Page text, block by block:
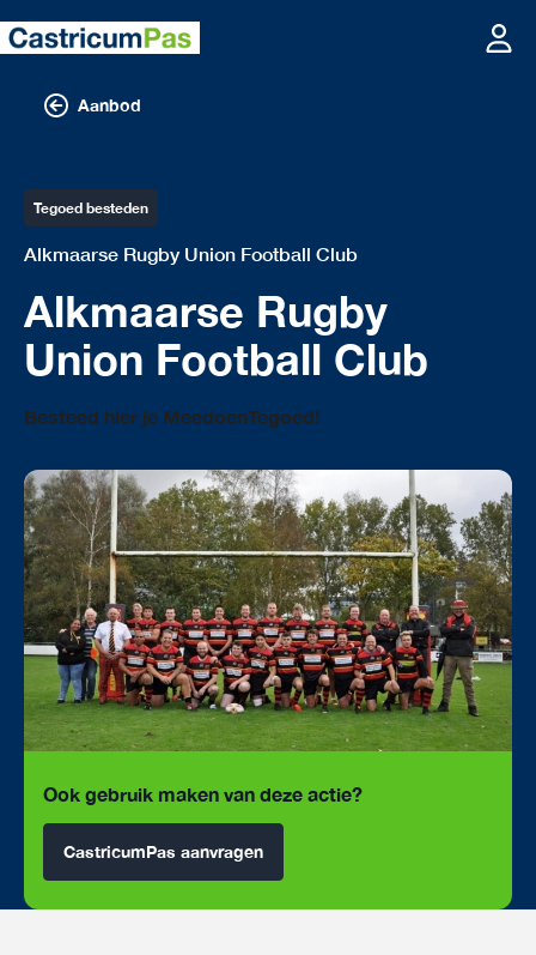
Aanbod
Tegoed besteden
Alkmaarse Rugby Union Football Club
Alkmaarse Rugby
Union Football Club
Besteed hier je MeedoenTegoed!
Ook gebruik maken van deze actie?
CastricumPas aanvragen